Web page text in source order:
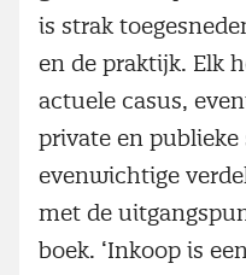
is strak
en de praktijk. Elk
actuele casus,
private en publieke
evenwichtige
met de
boek. ‘Inkoop is